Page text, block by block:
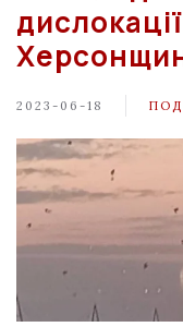
2023-06-18